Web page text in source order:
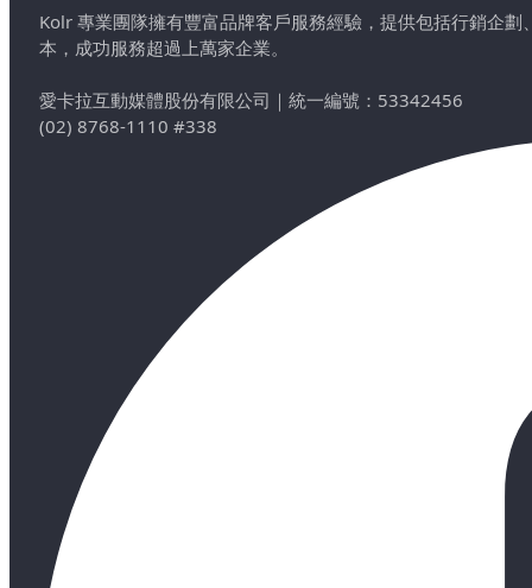
Kolr 專業團隊擁有豐富品牌客戶服務經驗，提供包括行銷企
本，成功服務超過上萬家企業。
愛卡拉互動媒體股份有限公司 ｜ 統一編號：53342456
(02) 8768-1110 #338